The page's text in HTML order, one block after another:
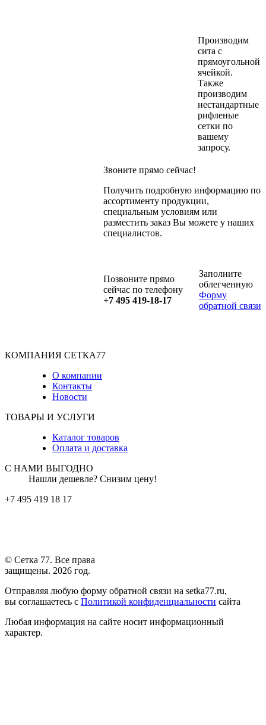
Производим
сита с
прямоугольной
ячейкой.
Также
производим
нестандартные
рифленые
сетки по
вашему
запросу.
Звоните прямо сейчас!
Получить подробную информацию по
ассортименту продукции,
специальным условиям или
разместить заказ Вы можете у наших
специалистов.
Позвоните прямо
сейчас по телефону
+7 495 419-18-17
Заполните
облегченную
Форму
обратной связи
КОМПАНИЯ СЕТКА77
О компании
Контакты
Новости
ТОВАРЫ И УСЛУГИ
Каталог товаров
Оплата и доставка
С НАМИ ВЫГОДНО
Нашли дешевле? Снизим цену!
+7 495 419 18 17
© Сетка 77. Все права
защищены. 2026 год.
Отправляя любую форму обратной связи на setka77.ru,
вы соглашаетесь с Политикой конфиденциальности сайта
Любая информация на сайте носит информационный
характер.